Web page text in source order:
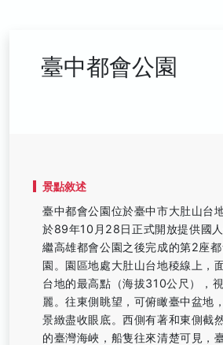
臺中都會公園
景點敘述
臺中都會公園位於臺中市大肚山台
於89年10月28日正式開放提供國
繼高雄都會公園之後完成的第2座
園。園區地處大肚山台地稜線上，
台地的最高點（海拔310公尺），
麗。往東側眺望，可俯瞰臺中盆地
景緻盡收眼底。西側有著和東側截
的臺灣海峽，船隻往來清楚可見，